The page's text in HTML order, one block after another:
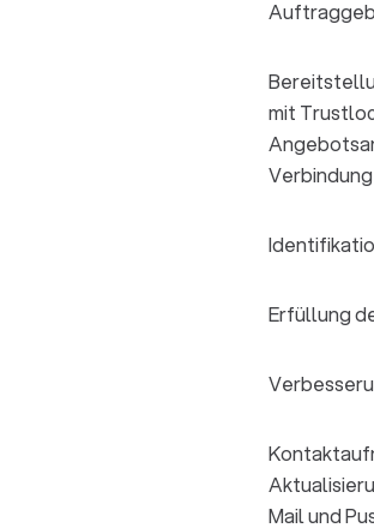
mit
Erfüllung
Mail und